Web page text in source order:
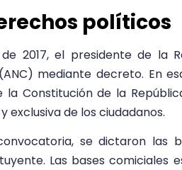
políticos
2017, el presidente de la
mediante decreto. En
Constitución de la
exclusiva de los ciudadanos.
se dictaron las
Las bases comiciales